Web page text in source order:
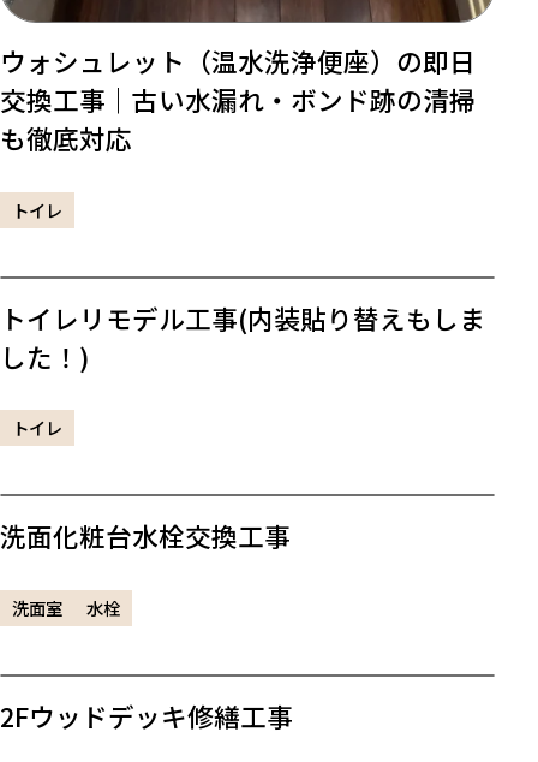
ウォシュレット（温水洗浄便座）の即日
交換工事｜古い水漏れ・ボンド跡の清掃
も徹底対応
トイレ
トイレリモデル工事(内装貼り替えもしま
した！)
トイレ
洗面化粧台水栓交換工事
洗面室 水栓
2Fウッドデッキ修繕工事